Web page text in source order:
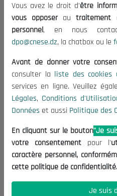
Informations
Appels d'offres et
Mentions Légales
Conditions d'Utilisation
Politique de Protection
Politique des Cookies
Nous Contacter
(+213) 021 98 01
contact@cnese.dz
Suggestions ou
Newsletter
dernières nouvelles.
Vous avez le droit d'être
vous opposerautraitement
personnel, en nous
dpo@cnese.dz, la chatbox ou le
Avant de donner votre
consulter la liste des cookies
services en ligne. Veuillez
Légales, Conditions
Données et aussi Politique des
En cliquant sur le bouton"Je
votre consentement pour l'
caractère personnel,
cette politique de confidentialité.
Je suis